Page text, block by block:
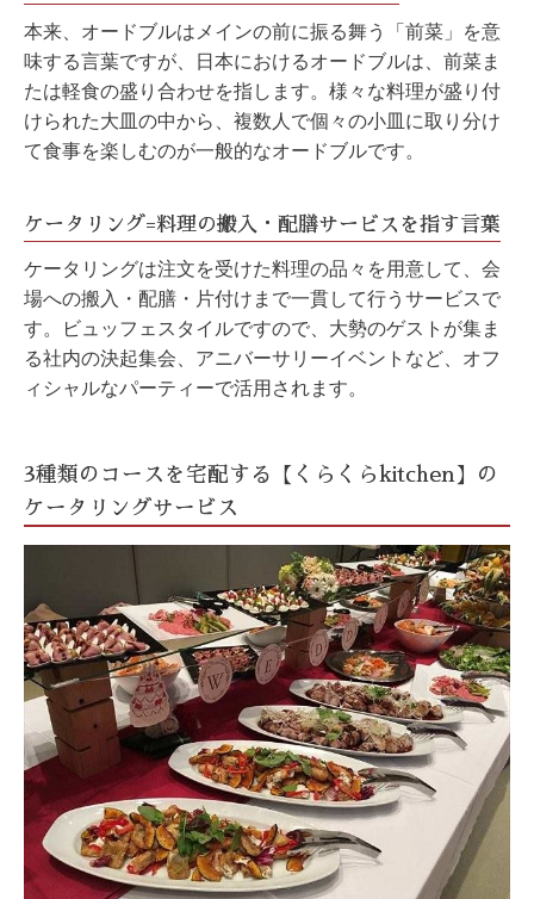
本来、 オードブルはメインの前に振る舞う「前菜」を意
味する言葉ですが、日本におけるオードブルは、前菜ま
たは軽食の盛り合わせを指します。様々な料理が盛り付
けられた大皿の中から、複数人で個々の小皿に取り分け
て食事を楽しむのが一般的なオードブルです。
ケータリング=料理の搬入・配膳サービスを指す言葉
ケータリングは注文を受けた料理の品々を用意して、会
場への搬入・配膳・片付けまで一貫して行うサービスで
す。ビュッフェスタイルですので、大勢のゲストが集ま
る社内の決起集会、アニバーサリーイベントなど、オフ
ィシャルなパーティーで活用されます。
3種類のコースを宅配する【くらくらkitchen】の
ケータリングサービス